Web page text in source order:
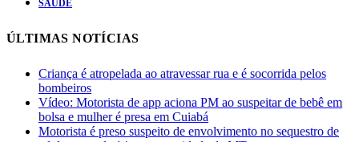
SAÚDE
ÚLTIMAS NOTÍCIAS
Criança é atropelada ao atravessar rua e é socorrida pelos
bombeiros
Vídeo: Motorista de app aciona PM ao suspeitar de bebê em
bolsa e mulher é presa em Cuiabá
Motorista é preso suspeito de envolvimento no sequestro de